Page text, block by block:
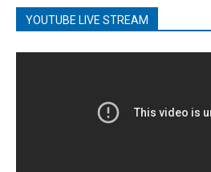
YOUTUBE LIVE STREAM